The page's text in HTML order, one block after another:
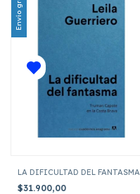
LA DIFICULTAD DEL FANTASMA
$31.900,00